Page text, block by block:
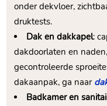
onder dekvloer,
druktests.​
Dak en dakkapel:
dakdoorlaten en
gecontroleerde
dakaanpak, ga naar
Badkamer en